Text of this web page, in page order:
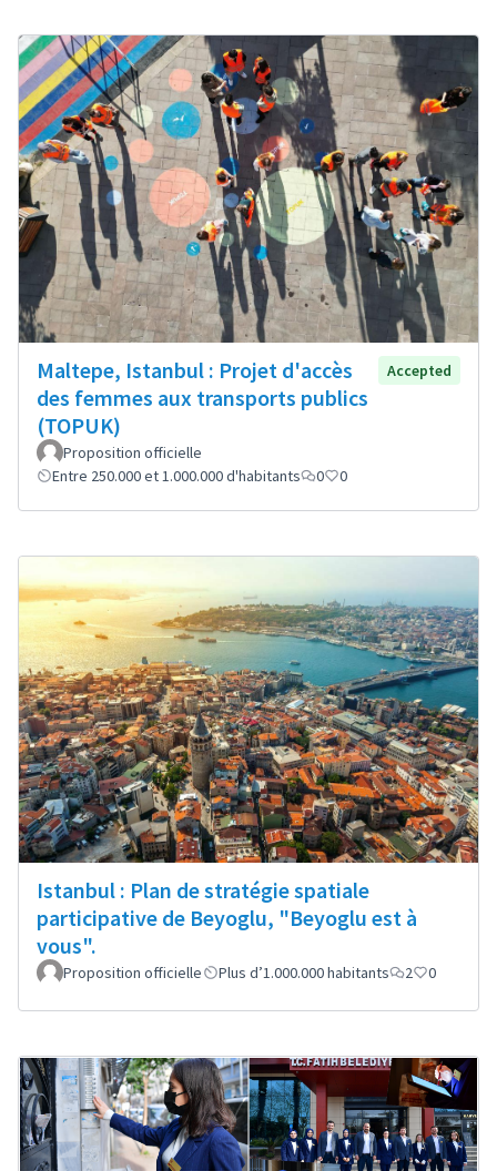
Maltepe, Istanbul : Projet d'accès
des femmes aux transports publics
(TOPUK)
Accepted
Proposition officielle
Entre 250.000 et 1.000.000 d'habitants
0 0
Istanbul : Plan de stratégie spatiale
participative de Beyoglu, "Beyoglu est à
vous".
Proposition officielle Plus d’1.000.000 habitants 2 0